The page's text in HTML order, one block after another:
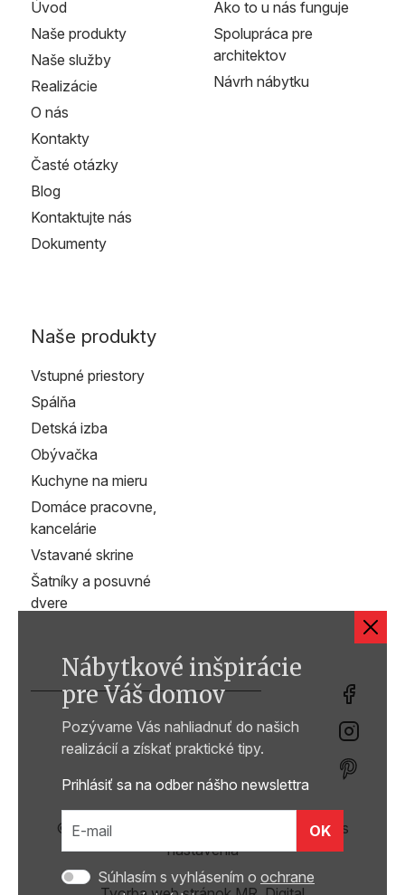
Nábytkové inšpirácie
pre Váš domov
Pozývame Vás nahliadnuť do našich
realizácií a získať praktické tipy.
Prihlásiť sa na odber nášho newslettra
OK
Súhlasím s vyhlásením o ochrane
Úvod
Naše produkty
Naše služby
Realizácie
O nás
Kontakty
Časté otázky
Blog
Kontaktujte nás
Dokumenty
Ako to u nás funguje
Spolupráca pre
architektov
Návrh nábytku
Naše produkty
Vstupné priestory
Spálňa
Detská izba
Obývačka
Kuchyne na mieru
Domáce pracovne,
kancelárie
Vstavané skrine
Šatníky a posuvné
dvere
© 2026 ZAMA interiér s.r.o. /
Zmeniť cookies
nastavenia